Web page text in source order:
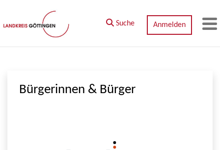
Zum Hauptinhalt springen
Suche Anmelden
Bürgerinnen & Bürger